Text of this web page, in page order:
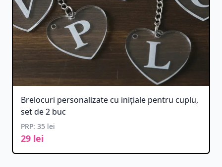
Brelocuri personalizate cu inițiale pentru cuplu,
set de 2 buc
PRP: 35 lei
29 lei